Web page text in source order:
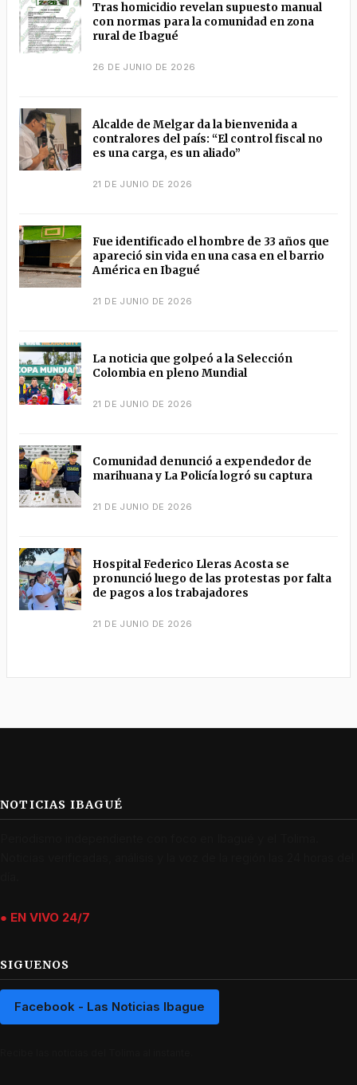
Tras homicidio revelan supuesto manual
con normas para la comunidad en zona
rural de Ibagué
26 DE JUNIO DE 2026
Alcalde de Melgar da la bienvenida a
contralores del país: “El control fiscal no
es una carga, es un aliado”
21 DE JUNIO DE 2026
Fue identificado el hombre de 33 años que
apareció sin vida en una casa en el barrio
América en Ibagué
21 DE JUNIO DE 2026
La noticia que golpeó a la Selección
Colombia en pleno Mundial
21 DE JUNIO DE 2026
Comunidad denunció a expendedor de
marihuana y La Policía logró su captura
21 DE JUNIO DE 2026
Hospital Federico Lleras Acosta se
pronunció luego de las protestas por falta
de pagos a los trabajadores
21 DE JUNIO DE 2026
NOTICIAS IBAGUÉ
● EN VIVO 24/7
SIGUENOS
Facebook - Las Noticias Ibague